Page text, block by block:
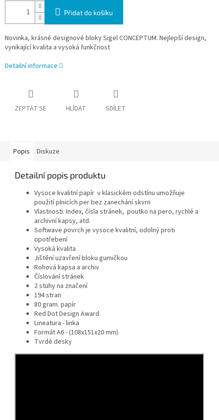
Přidat do košíku
Novinka, krásné designové blokySigel CONCEPTUM. Nejlepší design,
vynikající kvalita a vysoká funkčnost
Detailní informace
ZEPTAT SE HLÍDAT SDÍLET
Popis Diskuze
Detailní popis produktu
Vysoce kvalitní papír v klasickém odstínu umožňuje
použití plnicích per bez zanechání skvrn
Vlastnosti: Index, čísla stránek, poutko na pero, rychlé a
archivní kapsy, atd.
Softwave povrch je vysoce kvalitní, odolný proti
opotřebení
Vysoká kvalita
Jištění uzavření bloku gumičkou
Rohová kapsa a archiv
Číslování stránek
2 stuhy na značení
194 stran
80 gram. papír
Red Dot Design Award
Lineatura - linka
Formát A6 - (108x151x20 mm)
Tvrdé desky